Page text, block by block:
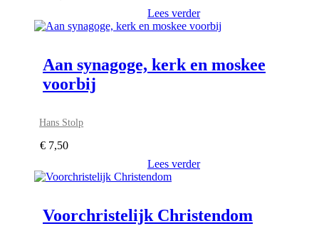
Lees verder
Aan synagoge, kerk en moskee
voorbij
Hans Stolp
€ 7,50
Lees verder
Voorchristelijk Christendom